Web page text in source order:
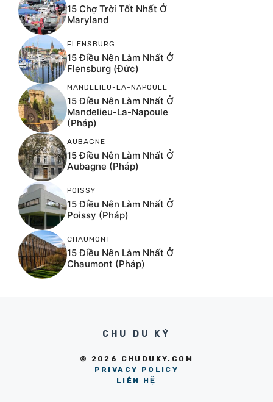
15 Chợ Trời Tốt Nhất Ở
Maryland
FLENSBURG
15 Điều Nên Làm Nhất Ở
Flensburg (Đức)
MANDELIEU-LA-NAPOULE
15 Điều Nên Làm Nhất Ở
Mandelieu-La-Napoule
(Pháp)
AUBAGNE
15 Điều Nên Làm Nhất Ở
Aubagne (Pháp)
POISSY
15 Điều Nên Làm Nhất Ở
Poissy (Pháp)
CHAUMONT
15 Điều Nên Làm Nhất Ở
Chaumont (Pháp)
CHU DU KÝ
© 2026 CHUDUKY.COM
PRIVACY POLICY
LIÊN HỆ